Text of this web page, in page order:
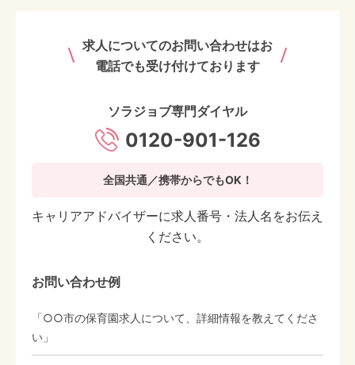
求人についてのお問い合わせはお
電話でも受け付けております
ソラジョブ専門ダイヤル
0120-901-126
全国共通／携帯からでもOK！
キャリアアドバイザーに求人番号・法人名をお伝え
ください。
お問い合わせ例
「○○市の保育園求人について、詳細情報を教えてくださ
い」